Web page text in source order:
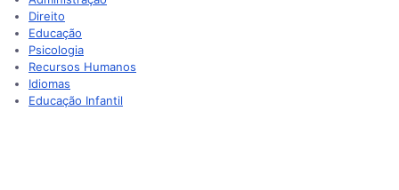
Direito
Educação
Psicologia
Recursos Humanos
Idiomas
Educação Infantil